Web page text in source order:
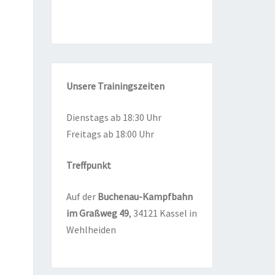
Unse­re Trai­nings­zei­ten
Diens­tags ab 18:30 Uhr
Frei­tags ab 18:00 Uhr
Treff­punkt
Auf derBuchen­au-Kampf­bahn
im Graß­weg 49, 34121 Kas­sel in
Wehlheiden